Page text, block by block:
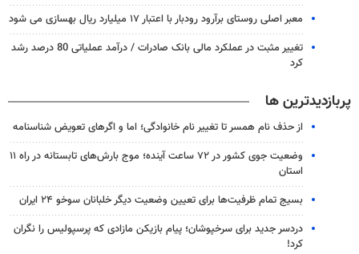
معبر اصلی روستای برآرود رودبار با اعتبار ۱۷ میلیارد ریال بهسازی می شود
تغییر مثبت در عملکرد مالی بانک صادرات / درآمد عملیاتی 80 درصد رشد
کرد
پربازدیدترین ها
از حذف نام همسر تا تغییر نام خانوادگی؛ اما و اگرهای تعویض شناسنامه
وضعیت جوی کشور در ۷۲ ساعت آینده؛ موج بارش‌های تابستانه در راه ۱۱
استان
بسیج تمام ظرفیت‌ها برای تعیین وضعیت دیگر خلبانان سوخو ۲۴ ایران
دردسر جدید برای سرخپوشان؛ پیام بازیکن مازادی که پرسپولیس را نگران
کرد!